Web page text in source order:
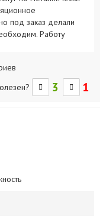
под заказ делали
Работу
3 1